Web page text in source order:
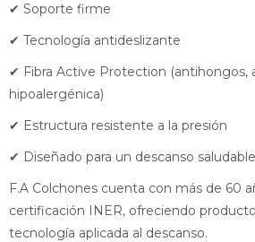
✔ Soporte firme
✔ Tecnología antideslizante
✔ Fibra Active Protection (antihongos,
hipoalergénica)
✔ Estructura resistente a la presión
✔ Diseñado para un descanso saludable
F.A Colchones cuenta con más de 60
certificación INER, ofreciendo
tecnología aplicada al descanso.